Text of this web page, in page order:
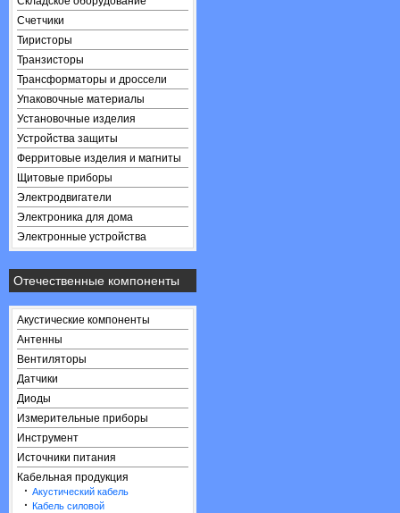
Счетчики
Тиристоры
Транзисторы
Трансформаторы и дроссели
Упаковочные материалы
Установочные изделия
Устройства защиты
Ферритовые изделия и магниты
Щитовые приборы
Электродвигатели
Электроника для дома
Электронные устройства
Отечественные компоненты
Акустические компоненты
Антенны
Вентиляторы
Датчики
Диоды
Измерительные приборы
Инструмент
Источники питания
Кабельная продукция
· Акустический кабель
· Кабель силовой